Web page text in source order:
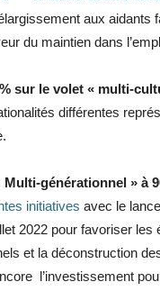
aux aidants
du maintien dans
sur le volet « multi-
différentes
générationnel » à
initiatives avec le
2022 pour favoriser les
et la déconstruction
l’investissement